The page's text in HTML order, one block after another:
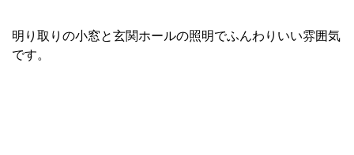
明り取りの小窓と玄関ホールの照明でふんわりいい雰囲気
です。